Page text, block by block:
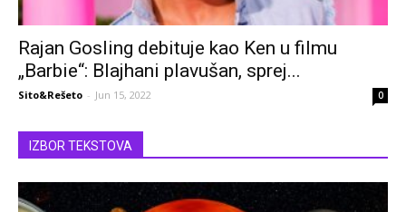
Rajan Gosling debituje kao Ken u filmu
„Barbie“: Blajhani plavušan, sprej...
Sito&Rešeto - Jun 15, 2022 0
IZBOR TEKSTOVA